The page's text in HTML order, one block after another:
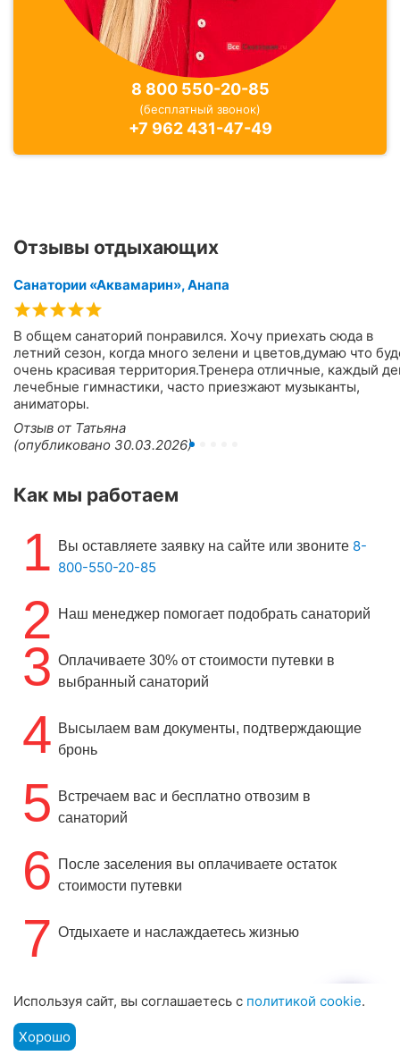
8 800 550-20-85
(бесплатный звонок)
+7 962 431-47-49
Отзывы отдыхающих
Санатории «Аквамарин», Анапа
В общем санаторий понравился. Хочу приехать сюда в
летний сезон, когда много зелени и цветов,думаю что
очень красивая территория.Тренера отличные, каждый
лечебные гимнастики, часто приезжают музыканты,
аниматоры.
Отзыв от Татьяна
(опубликовано 30.03.2026)
Как мы работаем
1 Вы оставляете заявку на сайте или звоните 8-
800-550-20-85
2 Наш менеджер помогает подобрать санаторий
3 Оплачиваете 30% от стоимости путевки в
выбранный санаторий
4 Высылаем вам документы, подтверждающие
бронь
5
Встречаем вас и бесплатно отвозим в
санаторий
6
После заселения вы оплачиваете остаток
стоимости путевки
7 Отдыхаете и наслаждаетесь жизнью
Меню
Используя сайт, вы соглашаетесь с политикой cookie.
Хорошо